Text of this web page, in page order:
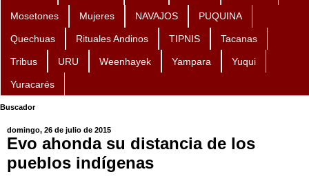
Mosetones Mujeres NAVAJOS PUQUINA
Quechuas Rituales Andinos TIPNIS Tacanas
Tribus URU Weenhayek Yampara Yuqui
Yuracarés
Buscador
domingo, 26 de julio de 2015
Evo ahonda su distancia de los
pueblos indígenas